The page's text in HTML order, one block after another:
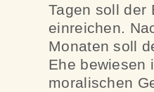
Tagen soll der
einreichen.
Monaten soll
Ehe bewiesen
moralischen